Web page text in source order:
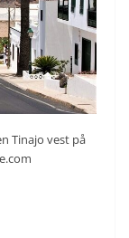
Tinajo vest på